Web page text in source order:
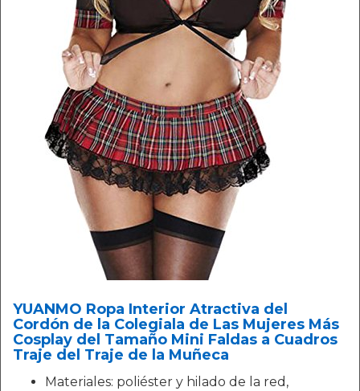
YUANMO Ropa Interior Atractiva del
Cordón de la Colegiala de Las Mujeres Más
Cosplay del Tamaño Mini Faldas a Cuadros
Traje del Traje de la Muñeca
Materiales: poliéster y hilado de la red,